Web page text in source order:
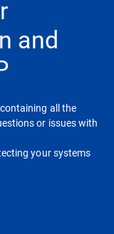
and
all the
or issues with
your systems